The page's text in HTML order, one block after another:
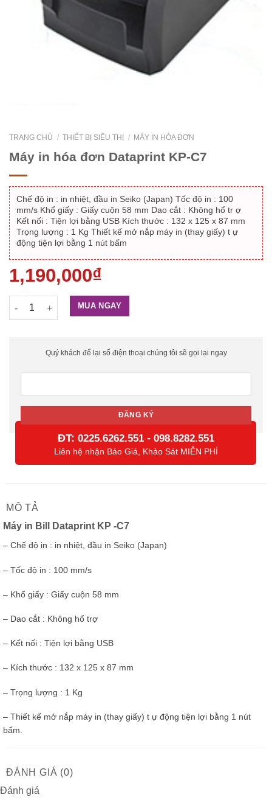
TRANG CHỦ / THIẾT BỊ SIÊU THỊ / MÁY IN HÓA ĐƠN
Máy in hóa đơn Dataprint KP-C7
Chế độ in : in nhiệt, đầu in Seiko (Japan) Tốc độ in : 100
mm/s Khổ giấy : Giấy cuộn 58 mm Dao cắt : Không hổ tr ợ
Kết nối : Tiện lợi bằng USB Kích thước : 132 x 125 x 87 mm
Trọng lượng : 1 Kg Thiết kế mở nắp máy in (thay giấy) t ự
động tiện lợi bằng 1 nút bấm
1,190,000₫
Máy in hóa đơn Dataprint KP-C7 số lượng
MUA NGAY
Quý khách để lại số điện thoại chúng tôi sẽ gọi lại ngay
ĐT: 0225.6262.551 - 098.8282.551
Liên hệ nhận Báo Giá, Khảo Sát MIỄN PHÍ
MÔ TẢ
Máy in Bill Dataprint KP -C7
– Chế độ in : in nhiệt, đầu in Seiko (Japan)
– Tốc độ in : 100 mm/s
– Khổ giấy : Giấy cuộn 58 mm
– Dao cắt : Không hổ trợ
– Kết nối : Tiện lợi bằng USB
– Kích thước : 132 x 125 x 87 mm
– Trọng lượng : 1 Kg
– Thiết kế mở nắp máy in (thay giấy) t ự động tiện lợi bằng 1 nút
bấm.
ĐÁNH GIÁ (0)
Đánh giá